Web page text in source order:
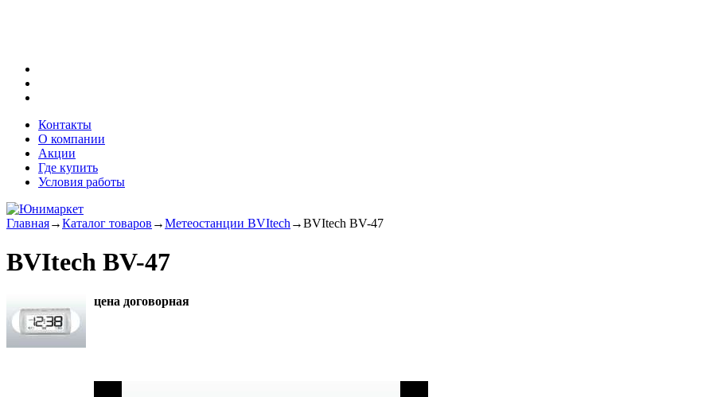
Контакты
О компании
Акции
Где купить
Условия работы
Главная→Каталог товаров →Метеостанции BVItech →BVItech BV-47
BVItech BV-47
цена договорная